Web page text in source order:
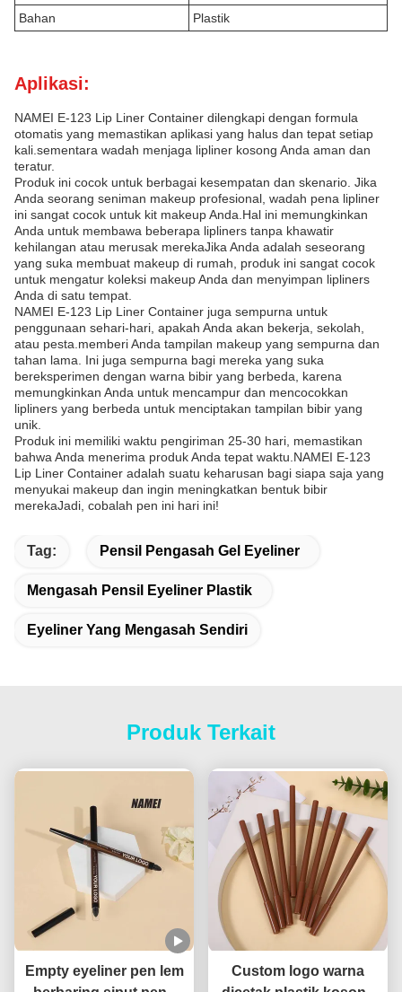
Bahan
Plastik
Aplikasi:
NAMEI E-123 Lip Liner Container dilengkapi dengan formula
otomatis yang memastikan aplikasi yang halus dan tepat setiap
kali.sementara wadah menjaga lipliner kosong Anda aman dan
teratur.
Produk ini cocok untuk berbagai kesempatan dan skenario. Jika
Anda seorang seniman makeup profesional, wadah pena lipliner
ini sangat cocok untuk kit makeup Anda.Hal ini memungkinkan
Anda untuk membawa beberapa lipliners tanpa khawatir
kehilangan atau merusak merekaJika Anda adalah seseorang
yang suka membuat makeup di rumah, produk ini sangat cocok
untuk mengatur koleksi makeup Anda dan menyimpan lipliners
Anda di satu tempat.
NAMEI E-123 Lip Liner Container juga sempurna untuk
penggunaan sehari-hari, apakah Anda akan bekerja, sekolah,
atau pesta.memberi Anda tampilan makeup yang sempurna dan
tahan lama. Ini juga sempurna bagi mereka yang suka
bereksperimen dengan warna bibir yang berbeda, karena
memungkinkan Anda untuk mencampur dan mencocokkan
lipliners yang berbeda untuk menciptakan tampilan bibir yang
unik.
Produk ini memiliki waktu pengiriman 25-30 hari, memastikan
bahwa Anda menerima produk Anda tepat waktu.NAMEI E-123
Lip Liner Container adalah suatu keharusan bagi siapa saja yang
menyukai makeup dan ingin meningkatkan bentuk bibir
merekaJadi, cobalah pen ini hari ini!
Tag: Pensil Pengasah Gel Eyeliner
Mengasah Pensil Eyeliner Plastik
Eyeliner Yang Mengasah Sendiri
Produk Terkait
Empty eyeliner pen lem
Custom logo warna